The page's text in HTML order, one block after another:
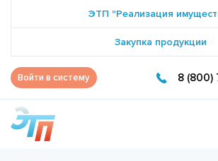
ЭТП "Реализация
Закупка продукции
Войти в систему 8 (800)